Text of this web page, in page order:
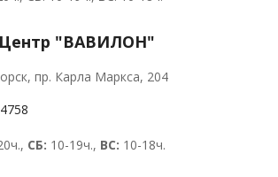
"ВАВИЛОН"
пр. Карла Маркса, 204
СБ: 10-19ч., ВС: 10-18ч.